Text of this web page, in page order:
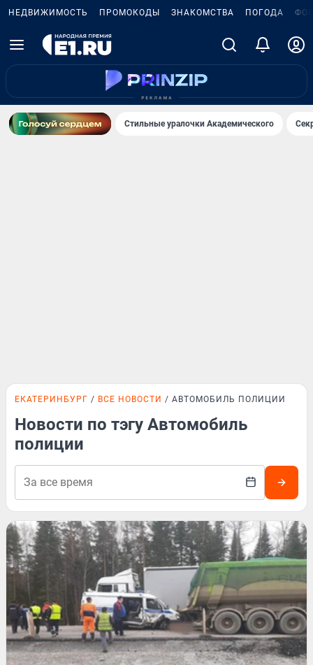
НЕДВИЖИМОСТЬ ПРОМОКОДЫ ЗНАКОМСТВА ПОГОДА
Стильные уралочки Академического
ЕКАТЕРИНБУРГ ВСЕ НОВОСТИ АВТОМОБИЛЬ ПОЛИЦИИ
Новости по тэгу Автомобиль
полиции